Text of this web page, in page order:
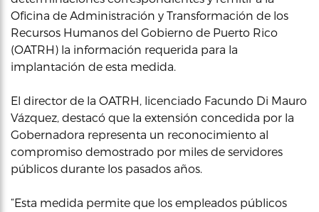
Oficina de Administración y Transformación de los
Recursos Humanos del Gobierno de Puerto Rico
(OATRH) la información requerida para la
implantación de esta medida.
El director de la OATRH, licenciado Facundo Di Mauro
Vázquez, destacó que la extensión concedida por la
Gobernadora representa un reconocimiento al
compromiso demostrado por miles de servidores
públicos durante los pasados años.
“Esta medida permite que los empleados públicos